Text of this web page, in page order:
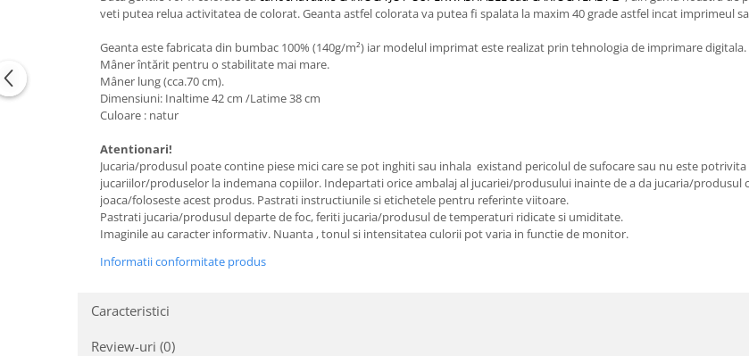
veti putea relua activitatea de colorat. Geanta astfel colorata va putea fi spalata la maxim 40 grade astfel incat imprimeul
Geanta este fabricata din bumbac 100% (140g/m²) iar modelul imprimat este realizat prin tehnologia de imprimare digitala.
Mâner întărit pentru o stabilitate mai mare.
Mâner lung (cca.70 cm).
Dimensiuni: Inaltime 42 cm /Latime 38 cm
Culoare : natur
Atentionari!
Jucaria/produsul poate contine piese mici care se pot inghiti sau inhala existand pericolul de sufocare sau nu este
jucariilor/produselor la indemana copiilor. Indepartati orice ambalaj al jucariei/produsului inainte de a da jucaria/produsul
joaca/foloseste acest produs. Pastrati instructiunile si etichetele pentru referinte viitoare.
Pastrati jucaria/produsul departe de foc, feriti jucaria/produsul de temperaturi ridicate si umiditate.
Imaginile au caracter informativ. Nuanta , tonul si intensitatea culorii pot varia in functie de monitor.
Informatii conformitate produs
Caracteristici
Review-uri (0)